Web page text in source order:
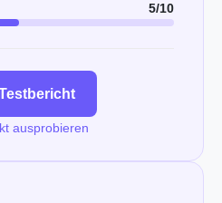
5/10
ausprobieren